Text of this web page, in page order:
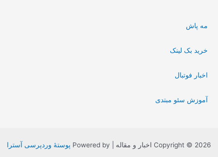
مه پاش
خرید بک لینک
اخبار فوتبال
آموزش سئو مبتدی
Copyright © 2026 اخبار و مقاله | Powered by پوستهٔ وردپرسی آسترا